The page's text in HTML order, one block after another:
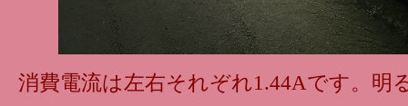
消費電流は左右それぞれ1.44Aです。明